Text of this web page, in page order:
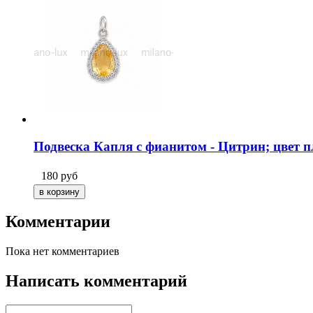
Подвеска Капля с фианитом - Цитрин; цвет
180 руб
Комментарии
Пока нет комментариев
Написать комментарий